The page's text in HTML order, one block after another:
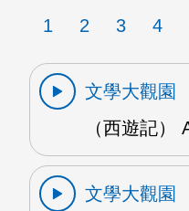
1 2 3 4
文學大觀園
（西遊記）
文學大觀園